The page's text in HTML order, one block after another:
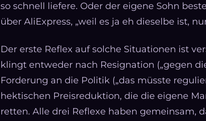
so schnell liefere. Oder der eigene Sohn
über AliExpress, „weil es ja eh dieselbe ist,
Der erste Reflex auf solche Situationen ist
klingt entweder nach Resignation („gegen
Forderung an die Politik („das müsste
hektischen Preisreduktion, die die eigene
retten. Alle drei Reflexe haben gemeinsam,